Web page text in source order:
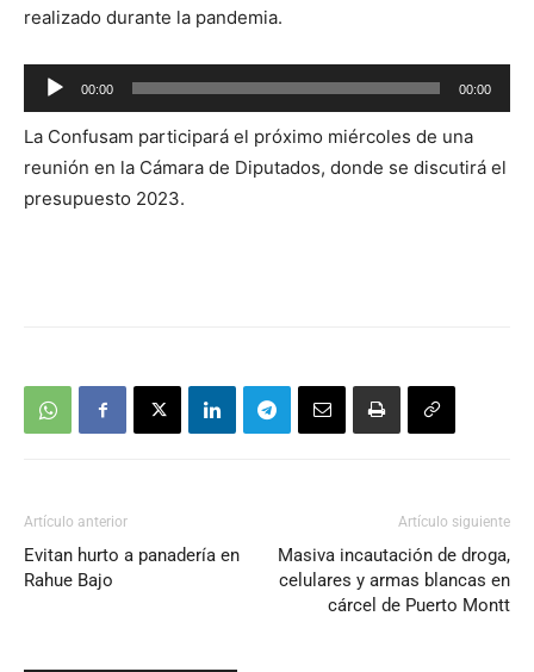
realizado durante la pandemia.
Reproductor
de
audio
00:00 00:00
La Confusam participará el próximo miércoles de una
reunión en la Cámara de Diputados, donde se discutirá el
presupuesto 2023.
Artículo anterior
Evitan hurto a panadería en
Rahue Bajo
Artículo siguiente
Masiva incautación de droga,
celulares y armas blancas en
cárcel de Puerto Montt